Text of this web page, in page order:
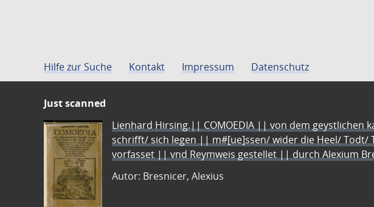
Hilfe zur Suche Kontakt Impressum Datenschutz
Just scanned
Lienhard Hirsing.|| COMOEDIA || von dem
schrifft/ sich legen || m#[ue]ssen/ wider die Heel/
vorfasset || vnd Reymweis gestellet || durch Alexium
Autor: Bresnicer, Alexius